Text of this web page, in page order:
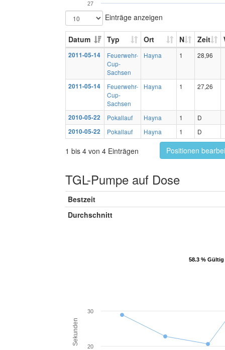
27
Einträge anzeigen
Datum Typ Ort N Zeit
2011-05-14
Feuerwehr-
Cup-
Sachsen
Hayna 1 28,96
2011-05-14
Feuerwehr-
Cup-
Sachsen
Hayna 1 27,26
2010-05-22 Pokallauf Hayna 1
D
2010-05-22
Pokallauf Hayna 1 D
1 bis 4 von 4 Einträgen Positionen
TGL-Pumpe auf Dose
Bestzeit
Durchschnitt
58.3 % Gültig
58.3 % Gültig
Sekunden
20
30